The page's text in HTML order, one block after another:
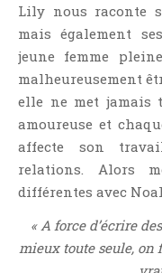
Littérature Gay
Littérature Lesbienne
Manga
New Adult
Paranormal
Policier Et Suspense
Lily nous raconte
mais également
jeune femme
malheureusement
elle ne met jamais
amoureuse et
affecte son
relations. Alors
différentes avec
« A force d’écrire
mieux toute seule, on